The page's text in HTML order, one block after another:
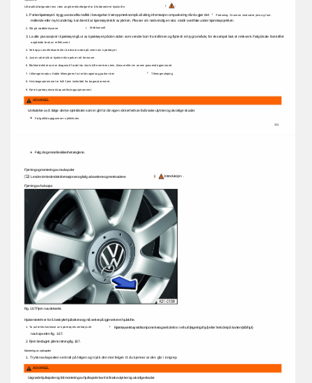
4. Sett opp varseltrekanten for å advare andre på veien om kjøretøyet.
Tilhengersleping.
Midtkonsoll.
Parkering. Grunnen skal være jevn og fast.
Følg alltid oppgavene i sjekklisten.
angående bruk av refleksvest.
3. La alle passasjerer i kjøretøyet gå ut av kjøretøyet på den siden som vender bort fra trafikken og flytte til et trygt område, for eksempel bak et rekkverk. Følg lokale forskrifter
ÿ
1. Parker kjøretøyet i trygg avstand fra trafikk i bevegelse. Vær oppmerksom på all viktig informasjon om parkering når du gjør det
9. Fjern kjøretøyets verktøysett fra bagasjerommet.
6. Blokker dekket som er diagonalt fra det du skal skifte med en stein, klosser eller en annen passende gjenstand.
Unnlatelse av å følge denne sjekklisten som er gitt for din egen sikkerhet kan forårsake ulykker og alvorlige skader.
:
2. Slå på nødblinklysene
Utfør alltid følgende trinn i den angitte rekkefølgen for å forberede et hjulskifte
8. Hvis bagasjerommet er fullt: fjern innholdet fra bagasjerommet.
5. Juster rattet slik at hjulene ikke peker rett fremover.
ADVARSEL
ÿ
ÿ
7. I tilhengermodus: Koble tilhengeren fra trekkvognen og parker den
ÿ
Hellende eller mykt underlag kan føre til at kjøretøyet sklir av jekken. Plasser om nødvendig en stor, stabil overflate under kjøretøysjekken.
311
navkapselen fig. 167.
Fjerning og montering av navkapsler
Uegnede hjulkapsler og feil montering av hjulkapsler kan forårsake ulykker og alvorlige skader.
Hjulsentertrim er for å beskytte hjulboltene og må settes på igjen etter et hjulskifte.
.
1. Trykk navkapselen sentralt på felgen og trykk den mot felgen til du kjenner at den går i inngrep.
Montering av navkapsler
Introduksjon
Kjøretøyverktøysettkomponenter og sett det inn i et hull (legeringshjul) eller hekt det på kanten (stålhjul)
ÿ
1. Ta avtrekkskroken ut av kjøretøyets verktøysett
Følg de generelle sikkerhetsreglene.
Fig. 167 Fjern navdekselet.
ADVARSEL
ÿ
Fjerning av hubcaps
Les den innledende informasjonen og følg advarslene og merknadene
2. Fjern beslaget i pilens retning fig. 167.